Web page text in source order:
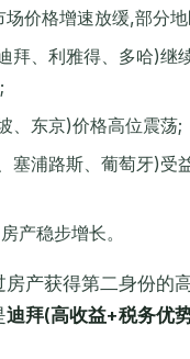
场价格增速放缓,部分
拜、利雅得、多哈)继
、东京)价格高位震荡;
塞浦路斯、葡萄牙)受
产稳步增长。
房产获得第二身份的
迪拜(高收益+税务优